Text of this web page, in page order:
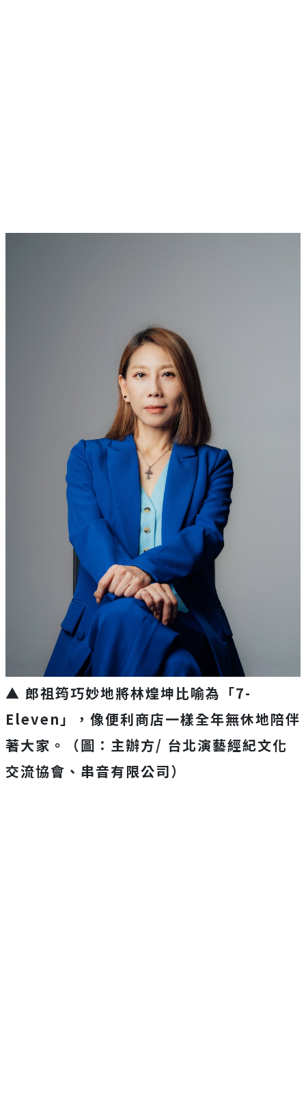
▲ 郎祖筠巧妙地將林煌坤比喻為「7-
Eleven」，像便利商店一樣全年無休地陪伴
著大家。（圖：主辦方/ 台北演藝經紀文化
交流協會、串音有限公司）